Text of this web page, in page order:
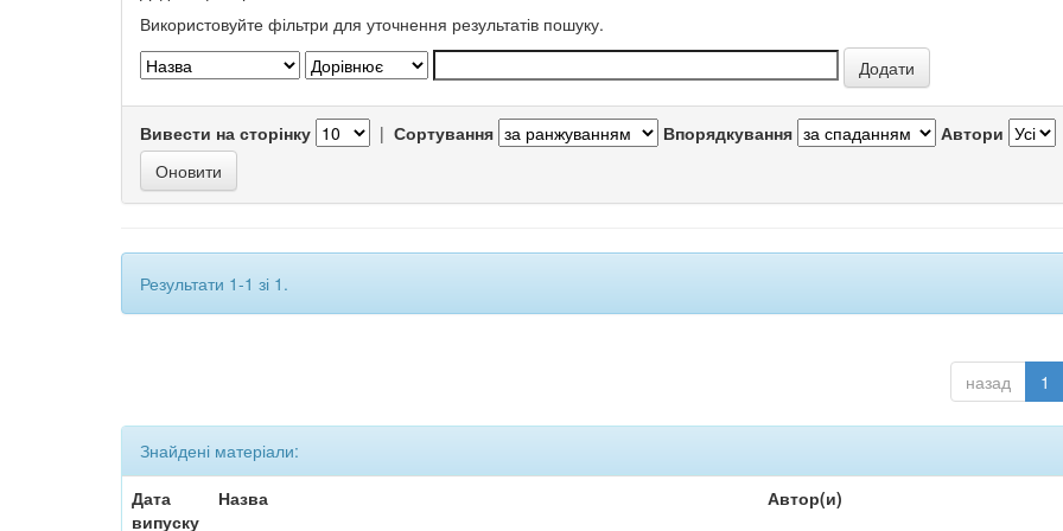
Використовуйте фільтри для уточнення результатів пошуку.
Вивести на сторінку | Сортування Впорядкування Автори
Результати 1-1 зі 1.
назад 1
Знайдені матеріали:
Дата
випуску
Назва Автор(и)